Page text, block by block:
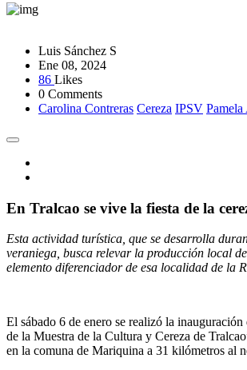
Luis Sánchez S
Ene 08, 2024
86 Likes
0 Comments
Carolina Contreras Cereza IPSV
En Tralcao se vive la fiesta de la
Esta actividad turística, que se desarrolla
veraniega, busca relevar la producción local
elemento diferenciador de esa localidad de la
El sábado 6 de enero se realizó la
de la Muestra de la Cultura y Cereza de
en la comuna de Mariquina a 31 kilómetros al